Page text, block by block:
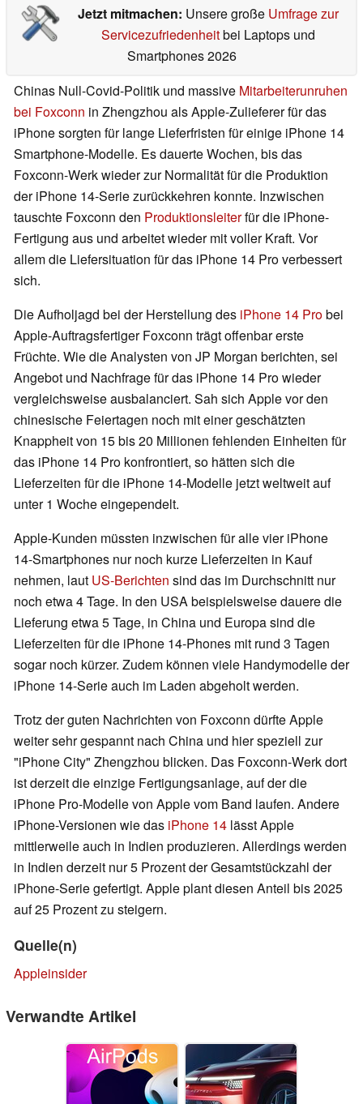
Jetzt mitmachen: Unsere große Umfrage zur
Servicezufriedenheitbei Laptops und
Smartphones 2026
Chinas Null-Covid-Politik und massive Mitarbeiterunruhen
bei Foxconn in Zhengzhou als Apple-Zulieferer für das
iPhone sorgten für lange Lieferfristen für einige iPhone 14
Smartphone-Modelle. Es dauerte Wochen, bis das
Foxconn-Werk wieder zur Normalität für die Produktion
der iPhone 14-Serie zurückkehren konnte. Inzwischen
tauschte Foxconn den Produktionsleiterfür die iPhone-
Fertigung aus und arbeitet wieder mit voller Kraft. Vor
allem die Liefersituation für das iPhone 14 Pro verbessert
sich.
Die Aufholjagd bei der Herstellung des iPhone 14 Probei
Apple-Auftragsfertiger Foxconn trägt offenbar erste
Früchte. Wie die Analysten von JP Morgan berichten, sei
Angebot und Nachfrage für das iPhone 14 Pro wieder
vergleichsweise ausbalanciert. Sah sich Apple vor den
chinesische Feiertagen noch mit einer geschätzten
Knappheit von 15 bis 20 Millionen fehlenden Einheiten für
das iPhone 14 Pro konfrontiert, so hätten sich die
Lieferzeiten für die iPhone 14-Modelle jetzt weltweit auf
unter 1 Woche eingependelt.
Apple-Kunden müssten inzwischen für alle vier iPhone
14-Smartphones nur noch kurze Lieferzeiten in Kauf
nehmen, laut US-Berichten sind das im Durchschnitt nur
noch etwa 4 Tage. In den USA beispielsweise dauere die
Lieferung etwa 5 Tage, in China und Europa sind die
Lieferzeiten für die iPhone 14-Phones mit rund 3 Tagen
sogar noch kürzer. Zudem können viele Handymodelle der
iPhone 14-Serie auch im Laden abgeholt werden.
Trotz der guten Nachrichten von Foxconn dürfte Apple
weiter sehr gespannt nach China und hier speziell zur
"iPhone City" Zhengzhou blicken. Das Foxconn-Werk dort
ist derzeit die einzige Fertigungsanlage, auf der die
iPhone Pro-Modelle von Apple vom Band laufen. Andere
iPhone-Versionen wie das iPhone 14 lässt Apple
mittlerweile auch in Indien produzieren. Allerdings werden
in Indien derzeit nur 5 Prozent der Gesamtstückzahl der
iPhone-Serie gefertigt. Apple plant diesen Anteil bis 2025
auf 25 Prozent zu steigern.
Quelle(n)
Appleinsider
Verwandte Artikel